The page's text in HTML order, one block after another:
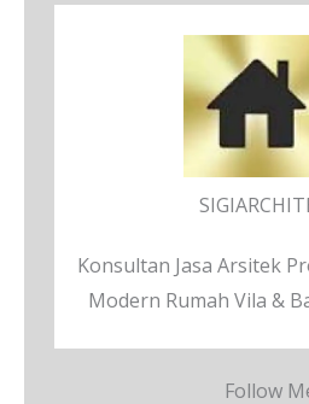
Konsultan Jasa Arsitek
Modern Rumah Vila &
Follow